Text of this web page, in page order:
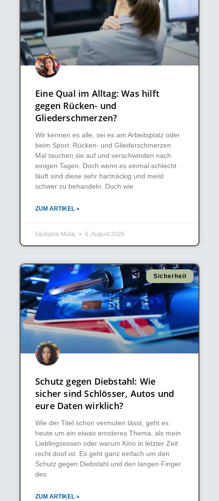
Eine Qual im Alltag: Was hilft
gegen Rücken- und
Gliederschmerzen?
Wir kennen es alle, sei es am Arbeitsplatz oder
beim Sport: Rücken- und Gliederschmerzen.
Mal tauchen sie auf und verschwinden nach
einigen Tagen. Doch wenn es einmal schlecht
läuft sind diese sehr hartnäckig und meist
schwer zu behandeln. Doch wie
ZUM ARTIKEL »
Gjulijana Mulaj 6. August 2026
Sicherheit
Schutz gegen Diebstahl: Wie
sicher sind Schlösser, Autos und
eure Daten wirklich?
Wie der Titel schon vermuten lässt, geht es
heute um ein etwas ernsteres Thema, als mein
Lieblingsessen oder warum Kino in letzter Zeit
recht doof ist. Es geht ganz einfach um den
Schutz gegen Diebstahl und den langen Finger
des
ZUM ARTIKEL »